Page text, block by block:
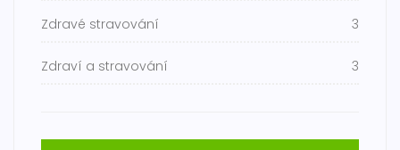
Zdravé stravování 3
Zdraví a stravování 3